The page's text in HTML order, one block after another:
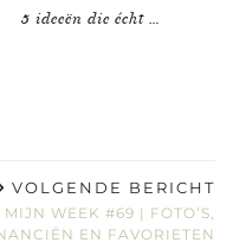
5 ideeën die écht …
VOLGENDE BERICHT
MIJN WEEK #69 | FOTO’S,
EN FAVORIETEN